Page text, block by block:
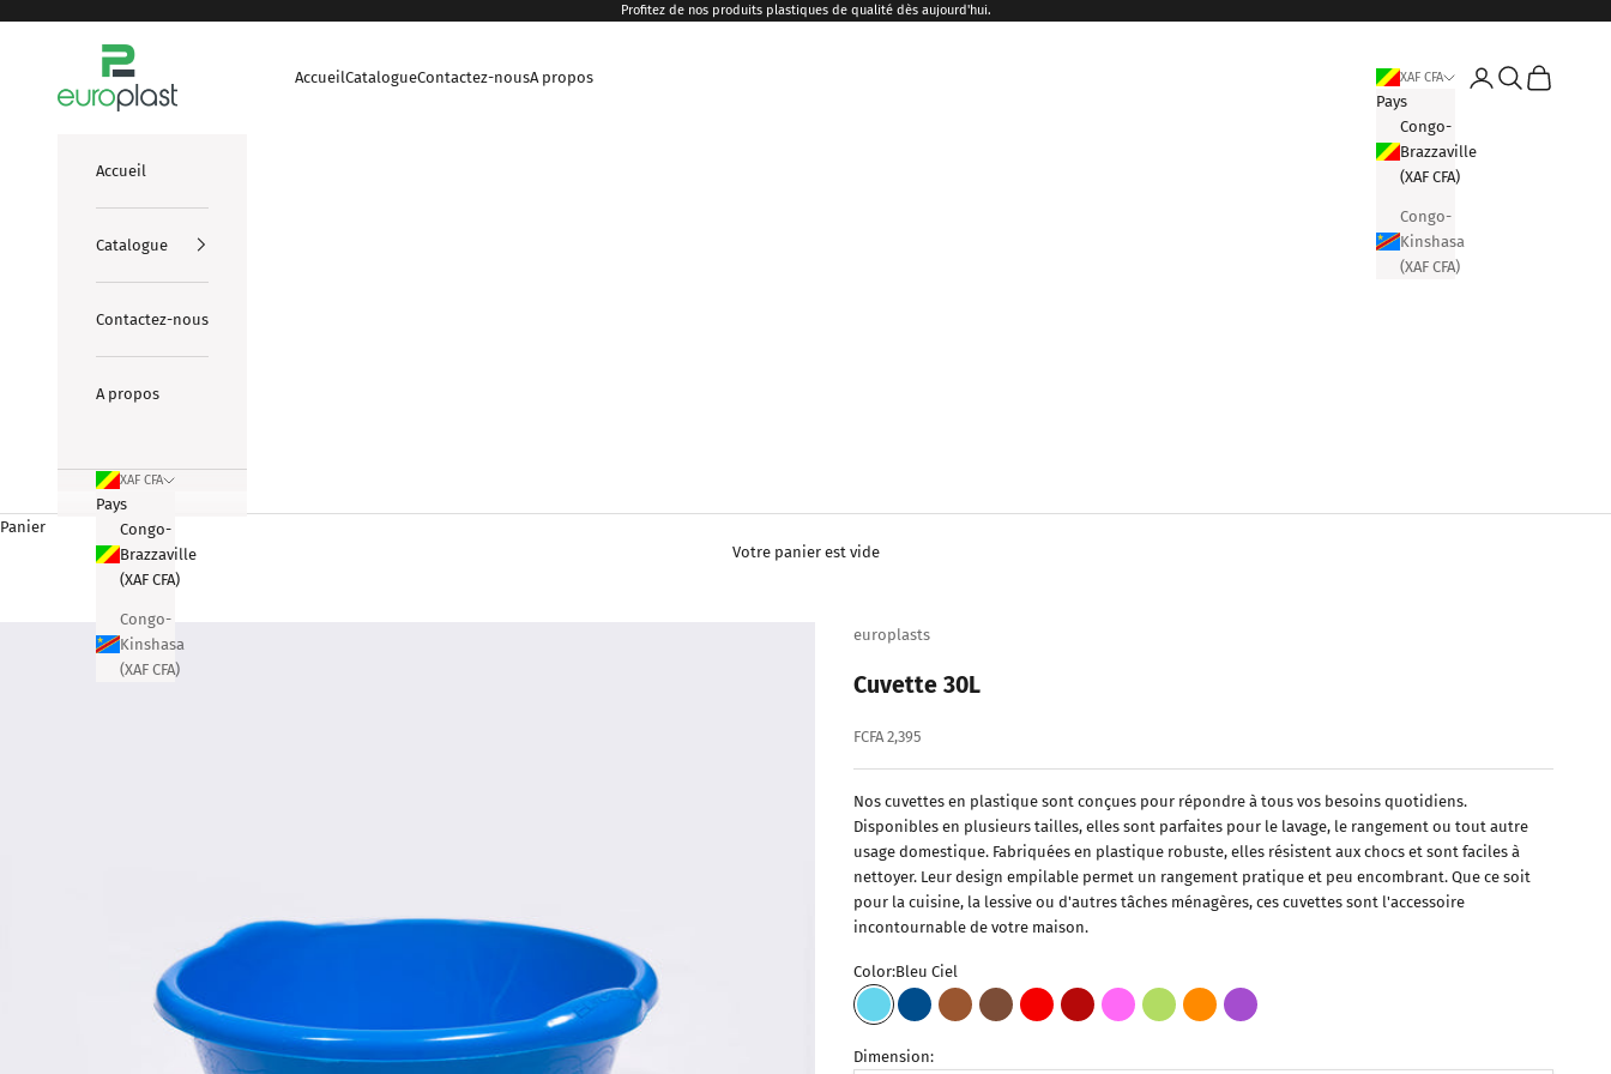
Profitez de nos produits plastiques de qualité dès aujourd'hui.
europlasts
AccueilCatalogueContactez-nousA propos XAF CFA
Pays
Congo-
Brazzaville
(XAF CFA)
Congo-
Kinshasa
(XAF CFA)
Connexion
Recherche
Panier
Accueil
Catalogue
Contactez-nous
A propos
XAF CFA
Pays
Congo-
Brazzaville
(XAF CFA)
Congo-
Kinshasa
(XAF CFA)
Panier
Votre panier est vide
europlasts
Cuvette 30L
Prix de vente
FCFA 2,395
Nos cuvettes en plastique sont conçues pour répondre à tous vos besoins quotidiens.
Disponibles en plusieurs tailles, elles sont parfaites pour le lavage, le rangement ou tout autre
usage domestique. Fabriquées en plastique robuste, elles résistent aux chocs et sont faciles à
nettoyer. Leur design empilable permet un rangement pratique et peu encombrant. Que ce soit
pour la cuisine, la lessive ou d'autres tâches ménagères, ces cuvettes sont l'accessoire
incontournable de votre maison.
Color:Bleu Ciel
Bleu CielBleu FoncéMarron ClairMarron Foncé
RougeBordeauxFuchsiaVert Pistache
OrangeViolet
Dimension: